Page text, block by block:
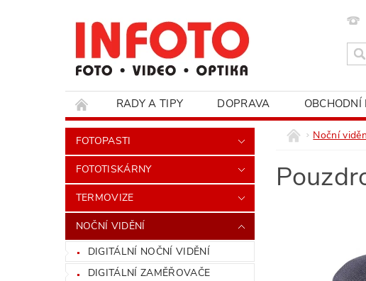
RADY A TIPY DOPRAVA OBCHODNÍ
HODNOCENÍ OBCHODU
FOTOPASTI
FOTOTISKÁRNY
TERMOVIZE
NOČNÍ VIDĚNÍ
DIGITÁLNÍ NOČNÍ VIDĚNÍ
DIGITÁLNÍ ZAMĚŘOVAČE
Noční